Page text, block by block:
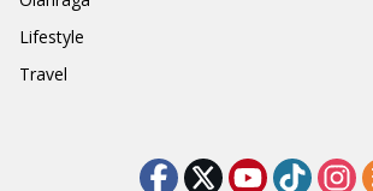
Lifestyle
Travel